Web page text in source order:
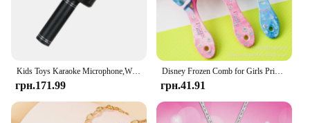
Kids Toys Karaoke Microphone,Wireless Bluetooth Karaoke Mic for Children Singing,Birthday Gifts for 3+Year Old Boys Girls
грн.171.99
Disney Frozen Comb for Girls Princess Minnie Mouse Hair Brushes Hair Care Baby Girl Mickey Hair Comb Toys
грн.41.91